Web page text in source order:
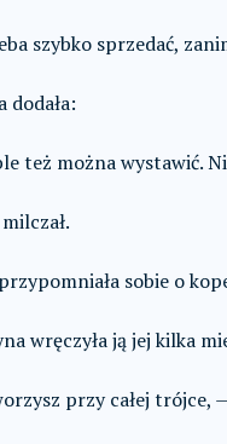
szybko sprzedać,
dodała:
też można wystawić.
sobie o
wręczyła ją jej kilka
przy całej trójce,